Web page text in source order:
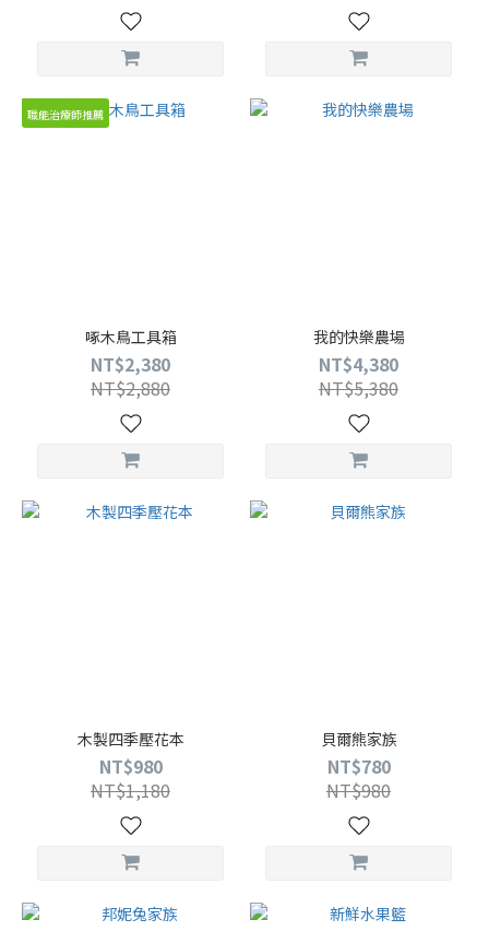
職能治療師推薦
啄木鳥工具箱
NT$2,380
NT$2,880
我的快樂農場
NT$4,380
NT$5,380
木製四季壓花本
NT$980
NT$1,180
貝爾熊家族
NT$780
NT$980